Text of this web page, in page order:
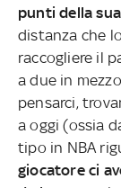
punti della
distanza che
raccogliere il
a due in
pensarci,
a oggi (ossia
tipo in NBA
giocatore ci